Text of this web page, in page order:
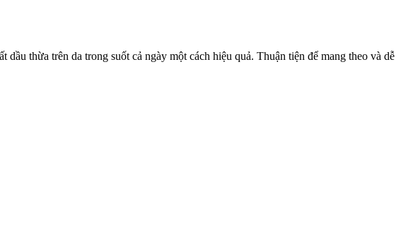
thừa trên da trong suốt cả ngày một cách hiệu quả. Thuận tiện để mang theo và dễ